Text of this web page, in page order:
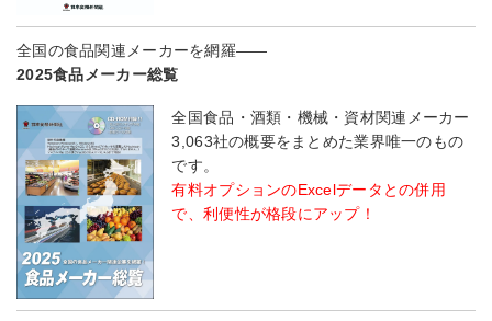
全国の食品関連メーカーを網羅――
2025食品メーカー総覧
全国食品・酒類・機械・資材関連メーカー
3,063社の概要をまとめた業界唯一のもの
です。
有料オプションのExcelデータとの併用
で、利便性が格段にアップ！